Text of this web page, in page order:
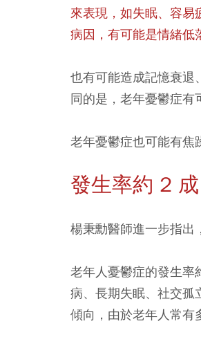
來表現，如失眠、容易
病因，有可能是情緒低
也有可能造成記憶衰退
同的是，老年憂鬱症有
老年憂鬱症也可能有焦
發生率約 2
楊秉勳醫師進一步指出
老年人憂鬱症的發生率
病、長期失眠、社交孤
傾向，由於老年人常有